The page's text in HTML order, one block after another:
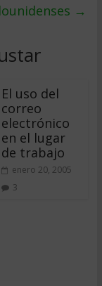
→
El uso del
correo
electrónico
en el lugar
de trabajo
enero 20, 2005
3